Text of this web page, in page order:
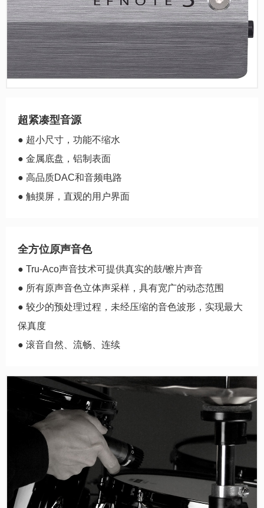
超紧凑型音源
● 超小尺寸，功能不缩水
● 金属底盘，铝制表面
● 高品质DAC和音频电路
● 触摸屏，直观的用户界面
全方位原声音色
● Tru-Aco声音技术可提供真实的鼓/镲片声音
● 所有原声音色立体声采样，具有宽广的动态范围
● 较少的预处理过程，未经压缩的音色波形，实现最大
保真度
● 滚音自然、流畅、连续